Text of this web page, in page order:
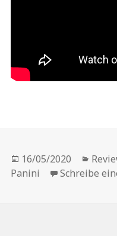
Veröffentlicht
am
16/05/2020
Panini
Schreibe